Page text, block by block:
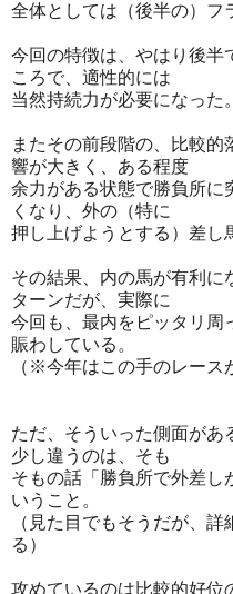
全体としては（後半の）フ
今回の特徴は、やはり後
ころで、適性的には
当然持続力が必要になった。
またその前段階の、比較
響が大きく、ある程度
余力がある状態で勝負所
くなり、外の（特に
押し上げようとする）差し
その結果、内の馬が有利
ターンだが、実際に
今回も、最内をピッタリ周
賑わしている。
（※今年はこの手のレース
ただ、そういった側面が
少し違うのは、そも
そもの話「勝負所で外差し
いうこと。
（見た目でもそうだが、
る）
攻めているのは比較的好位